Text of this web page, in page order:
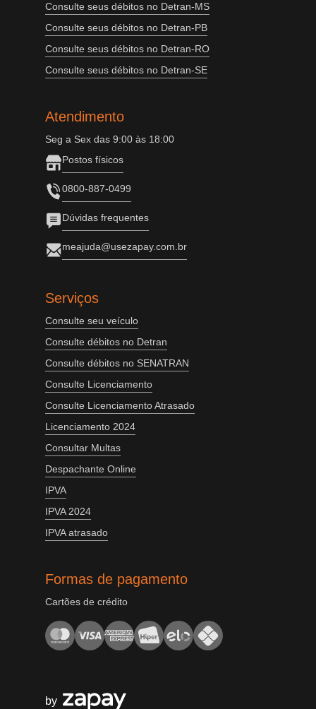
Consulte seus débitos no Detran-MS
Consulte seus débitos no Detran-PB
Consulte seus débitos no Detran-RO
Consulte seus débitos no Detran-SE
Atendimento
Seg a Sex das 9:00 às 18:00
Postos físicos
0800-887-0499
Dúvidas frequentes
meajuda@usezapay.com.br
Serviços
Consulte seu veículo
Consulte débitos no Detran
Consulte débitos no SENATRAN
Consulte Licenciamento
Consulte Licenciamento Atrasado
Licenciamento 2024
Consultar Multas
Despachante Online
IPVA
IPVA 2024
IPVA atrasado
Formas de pagamento
Cartões de crédito
by